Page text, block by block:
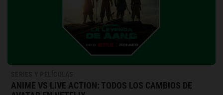
ANIME VS LIVE ACTION: TODOS LOS CAMBIOS DE